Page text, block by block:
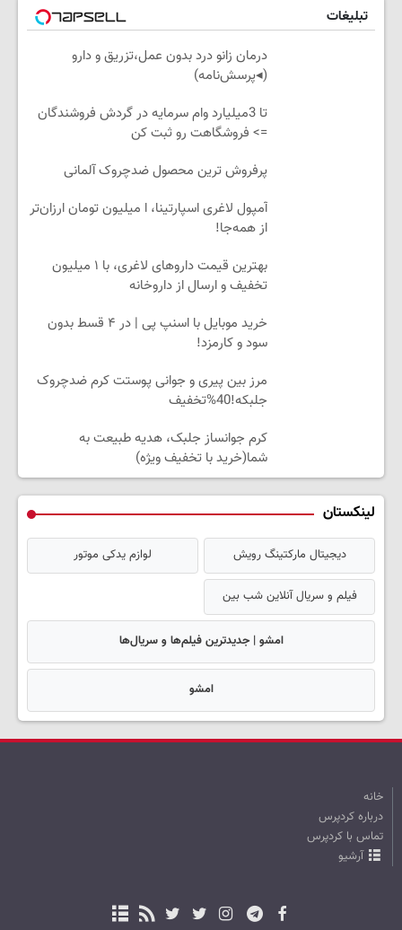
تبلیغات
درمان زانو درد بدون عمل،تزریق و دارو
(◂پرسش‌نامه)
تا 3میلیارد وام سرمایه در گردش فروشندگان
=> فروشگاهت رو ثبت کن
پرفروش ترین محصول ضدچروک آلمانی
آمپول لاغری اسپارتینا، ا میلیون تومان ارزان‌تر
از همه‌جا!
بهترین قیمت داروهای لاغری، با ۱ میلیون
تخفیف و ارسال از داروخانه‌
خرید موبایل با اسنپ پی | در ۴ قسط بدون
سود و کارمزد!
مرز بین پیری و جوانی پوستت کرم ضدچروک
جلبکه!40%تخفیف
کرم جوانساز جلبک، هدیه طبیعت به
شما(خرید با تخفیف ویژه)
لینکستان
دیجیتال مارکتینگ رویش لوازم یدکی موتور
فیلم و سریال آنلاین شب بین
امشو | جدیدترین فیلم‌ها و سریال‌ها
امشو
خانه
درباره کردپرس
تماس با کردپرس
آرشیو